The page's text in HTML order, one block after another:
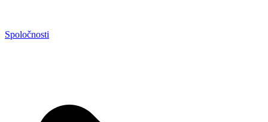
Spoločnosti